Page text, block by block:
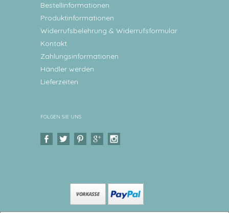
Bestellinformationen
Produktinformationen
Widerrufsbelehrung & Widerrufsformular
Kontakt
Zahlungsinformationen
Händler werden
Lieferzeiten
FOLGEN SIE UNS